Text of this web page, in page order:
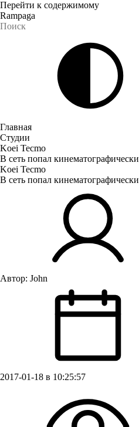
Перейти к содержимому
Rampaga
Главная
Студии
Koei Tecmo
В сеть попал
Koei Tecmo
В сеть попал
Автор: John
2017-01-18 в 10:25:57